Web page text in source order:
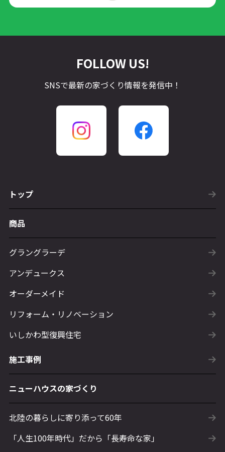
FOLLOW US!
SNSで最新の家づくり情報を発信中！
トップ
商品
グラングラーデ
アンデュークス
オーダーメイド
リフォーム・リノベーション
いしかわ型復興住宅
施工事例
ニューハウスの家づくり
北陸の暮らしに寄り添って60年
「人生100年時代」だから「長寿命な家」